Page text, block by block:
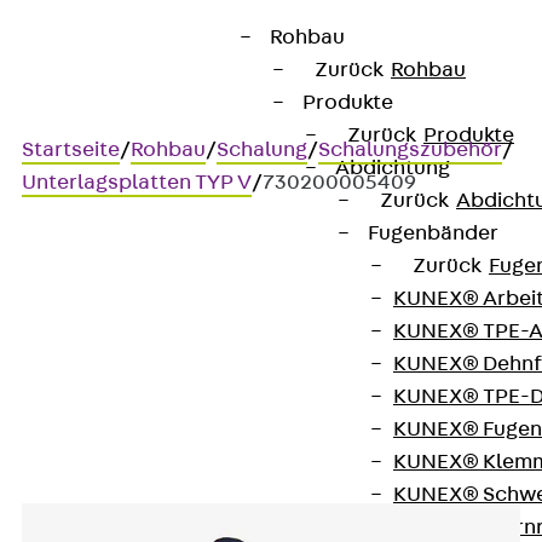
Rohbau
Zurück Rohbau
Produkte
Zurück Produkte
Abdichtung
Zurück
Fugenbänder
Zurück
KUNEX®
KUNEX®
KUNEX®
KUNEX®
KUNEX®
KUNEX®
KUNEX®
KUNEX®
Startseite/Rohbau/Schalung/Schalungszubehör/
Unterlagsplatten TYP V/730200005409
Unterlagsplatten V 30